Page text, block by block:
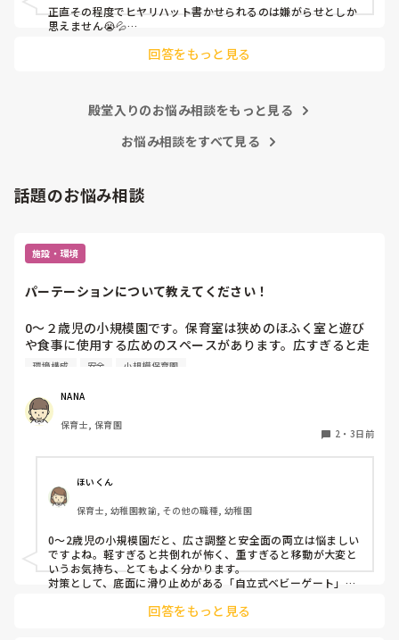
正直その程度でヒヤリハット書かせられるのは嫌がらせとしか
思えません😭💦
回答をもっと見る
殿堂入りのお悩み相談をもっと見る
お悩み相談をすべて見る
話題のお悩み相談
施設・環境
パーテーションについて教えてください！
0〜２歳児の小規模園です。保育室は狭めのほふく室と遊び
や食事に使用する広めのスペースがあります。広すぎると走
り回ったりして落ち着かないので、活動によってパーテーシ
うな素材で軽いので、ちょっと体が当たると倒れたり、つか
まり立ちが不安定な子にとっては共倒れになったりで危険で
す。かと言って固定してしまうと活動によって柔軟に移動す
しっかりした重いものを置いていましたが、移動が大変で使
い勝手が悪く、子どもがぶつかって倒れた時に怖い思いをし
ました。
皆さんの園ではどんなもので工夫されていますか？
環境構成 安全 小規模保育園
NANA
保育士, 保育園
2 ・ 3日前
ほいくん
保育士, 幼稚園教諭, その他の職種, 幼稚園
0〜2歳児の小規模園だと、広さ調整と安全面の両立は悩ましい
ですよね。軽すぎると共倒れが怖く、重すぎると移動が大変と
いうお気持ち、とてもよく分かります。
対策として、底面に滑り止めがある「自立式ベビーゲート」な
た、ストッパー付きキャスターをつけたロー棚を仕切りにすれ
回答をもっと見る